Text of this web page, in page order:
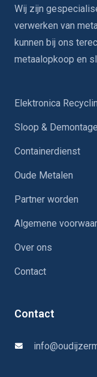
Wij zijn
verwerken van
kunnen bij ons
metaalopkoop en
Elektronica
Sloop & Demontage
Containerdienst
Oude Metalen
Partner worden
Algemene
Over ons
Contact
Contact